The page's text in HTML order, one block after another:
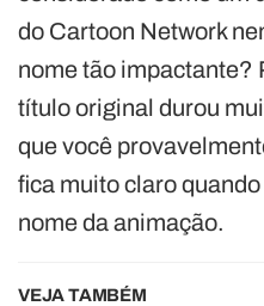
do Cartoon Network
nome tão impactante?
título original durou
que você
fica muito claro
nome da animação.
VEJA TAMBÉM